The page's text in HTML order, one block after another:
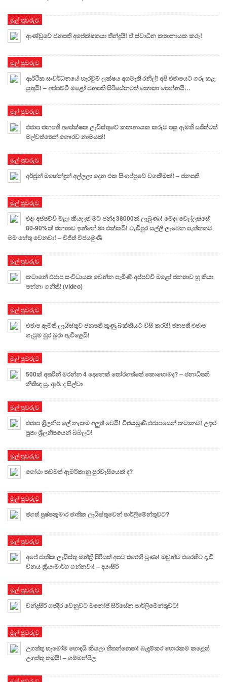
මුල් පුවරුව
ආණ්ඩුවේ ජනපති අපේක්ෂකයා තීන්දුයි! ඒ ස්වාධීන කතානායක කරූ!
මුල් පුවරුව
ආර්ථික සංවර්ධනයේ හැරවුම් ලක්ෂය අගමැති රනිල්! අපි එජාපයට ගරු කළ
යුතුයි! – අප්පච්චි මළෝ ජනපති සිරිසේනටත් කොකා පෙන්නයි…
මුල් පුවරුව
එජාප ජනපති අපේක්ෂක ලැයිස්තුවේ කතානායක කරූට පසු ඇමති සජිත්ටත්
මල්වත්තෙන් ගෞරව නාමයක්!
මුල් පුවරුව
අර්ජුන් මහේන්ද්‍රන් අල්ලලා දෙන එක සිංගප්පූවේ වගකීමක්! – ජනපති
මුල් පුවරුව
එදා අප්පච්චි මළා කියලත් මට ඡන්ද 38000ක් ලැබුණා! මෙදා වෙල්ලස්සේ
80-90%ක් ජනතාව ඉන්නේ මා එක්කයි! වැඩිපුර සල්ලි ලැබෙන පැත්තකට
මම හේතු වෙනවා! – විජිත් විජයමුණි
මුල් පුවරුව
කටානේ එජාප සංවිධායක වෙන්න පැමිණි අප්පච්චි මළෝ ජනතාව හූ කියා
පන්නා ගනිති! (video)
මුල් පුවරුව
එජාප ඇමති ලැයිස්තුව ජනපති කුණු බක්කියට විසි කරයි! ජනපති එජාප
ගැටුම බුර බුරා ඇවිළෙයි!
මුල් පුවරුව
500ක් අතරින් මරන්න 4 දෙනෙක් තෝරගත්තේ කොහොමද? – ජනාධිපති
නීතිඥ යු. ආර්. ද සිල්වා
මුල් පුවරුව
එජාප ශ්‍රීලනිප ලේ නෑකම අලුත් වෙයි! විජයමුණි එජාපයෙන් කටානට! උදාර
පුතා ශ්‍රීලනිපයෙන් බිබිලට!
මුල් පුවරුව
ගෝඨා තවමත් ඇමරිකානු පුරවැසියෙක් ද?
මුල් පුවරුව
ජගත් පුෂ්පකුමාර ජාතික ලැයිස්තුවෙන් පාර්ලිමේන්තුවට?
මුල් පුවරුව
අපේ ජාතික ලැයිස්තු මන්ත්‍රී පිරිසත් අපට එරෙහි වුණා! ඔවුන්ට එරෙහිව දැඩි
විනය ක්‍රියාමාර්ග ගන්නවා! – දයාසිරි
මුල් පුවරුව
චන්ද්‍රසිරි ගජදීර වෙනුවට මනෝජ් සිරිසේන පාර්ලිමේන්තුවට!
මුල් පුවරුව
උගත්තු හැමෝම හොඳයි කියලා හිතන්නෙපා! බැඳුම්කර හොරකම කළෙත්
උගත්තු තමයි! – ගම්මන්පිල